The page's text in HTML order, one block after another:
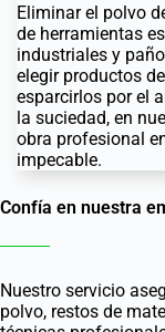
Eliminar el polvo
de herramientas
industriales y
elegir productos
esparcirlos por el
la suciedad, en
obra profesional
impecable.
Confía en nuestra
Nuestro servicio
polvo, restos de